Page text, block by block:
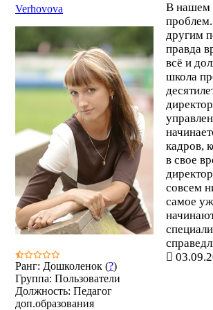
Verhovova
Ранг: Дошколенок (?)
Группа: Пользователи
Должность: Педагог
доп.образования
В нашем
другим
правда
всё и
школа
кадров,
в свое
совсем
самое